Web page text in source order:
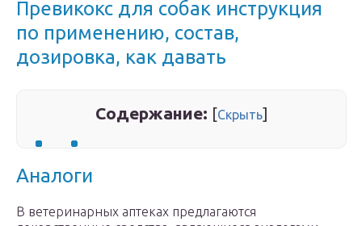
Превикокс для собак инструкция
по применению, состав,
дозировка, как давать
Содержание: [Скрыть]
Аналоги
В ветеринарных аптеках предлагаются